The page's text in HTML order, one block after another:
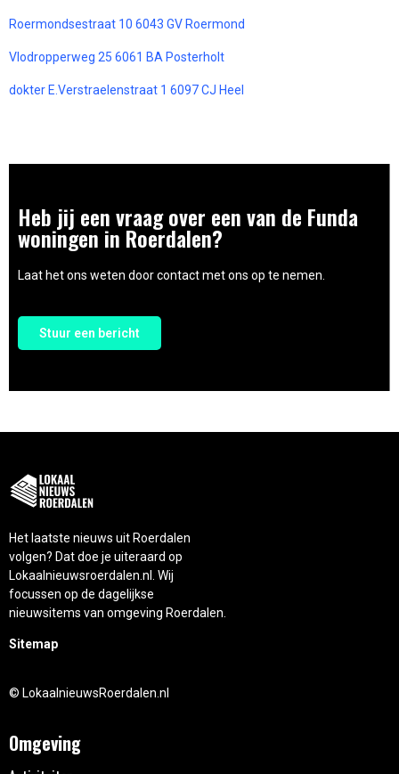
Roermondsestraat 10 6043 GV Roermond
Vlodropperweg 25 6061 BA Posterholt
dokter E.Verstraelenstraat 1 6097 CJ Heel
Heb jij een vraag over een van de Funda
woningen in Roerdalen?
Laat het ons weten door contact met ons op te nemen.
Stuur een bericht
Het laatste nieuws uit Roerdalen
volgen? Dat doe je uiteraard op
Lokaalnieuwsroerdalen.nl. Wij
focussen op de dagelijkse
nieuwsitems van omgeving Roerdalen.
Sitemap
© LokaalnieuwsRoerdalen.nl
Omgeving